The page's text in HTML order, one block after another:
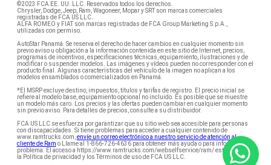
©2023 FCA EE. UU. LLC. Reservados todos los derechos.
Chrysler, Dodge, Jeep, Ram, Wagoneer, Mopar y SRT son marcas comerciales
registradas de FCA US LLC.
ALFA ROMEO y FIAT son marcas registradas de FCA Group Marketing S.p.A.,
utilizadas con permiso.
AutoStar Panamá. Se reserva el derecho de hacer cambios en cualquier momento sin
previo aviso u obligación a la información contenida en este sitio de Internet, precios,
programas de incentivos, especificaciones técnicas, equipamiento, ilustraciones y de
modificar o suspender modelos. Las imágenes y vídeos pueden no corresponder con el
producto final. Algunas características del vehículo de la imagen no aplican a los
modelos ensamblados o comercializados en Panamá.
*El MSRP excluye destino, impuestos, títulos y tarifas de registro. El precio inicial se
refiere al modelo base, equipamiento opcional no incluido. Es posible que se muestre
un modelo más caro. Los precios y las ofertas pueden cambiar en cualquier momento
sin previo aviso. Para detalles de precios, consulte a su distribuidor.
FCA US LLC se esfuerza por garantizar que su sitio web sea accesible para personas
con discapacidades. Si tiene problemas para acceder a cualquier contenido de
www.ramtrucks.com, envíe un correo electrónico a nuestro servicio de atención al
cliente de Ram o Llame al 1-866-726-4636 para obtener más ayuda o para informar un
problema. El acceso a https://www.ramtrucks.com/webselfservice/ram/ está sujeto a
la Política de privacidad y los Términos de uso de FCA US LLC.